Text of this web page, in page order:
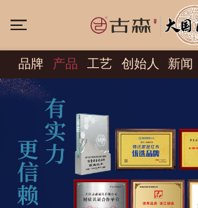
品牌 产品 工艺 创始人 新闻